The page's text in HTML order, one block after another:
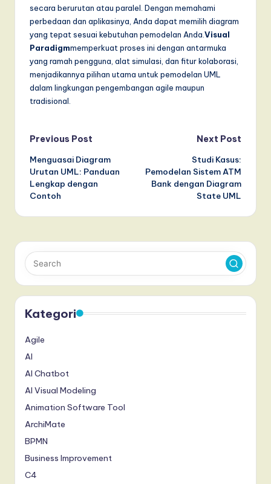
secara berurutan atau paralel. Dengan memahami
perbedaan dan aplikasinya, Anda dapat memilih diagram
yang tepat sesuai kebutuhan pemodelan Anda. Visual
Paradigmmemperkuat proses ini dengan antarmuka
yang ramah pengguna, alat simulasi, dan fitur kolaborasi,
menjadikannya pilihan utama untuk pemodelan UML
dalam lingkungan pengembangan agile maupun
tradisional.
Post
navigation
Previous Post
Menguasai Diagram
Urutan UML: Panduan
Lengkap dengan
Contoh
Next Post
Studi Kasus:
Pemodelan Sistem ATM
Bank dengan Diagram
State UML
Kategori
Agile
AI
AI Chatbot
AI Visual Modeling
Animation Software Tool
ArchiMate
BPMN
Business Improvement
C4